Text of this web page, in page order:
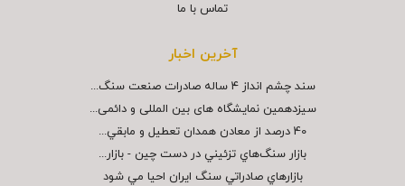
تماس با ما
آخرین اخبار
سند چشم انداز ۴ ساله صادرات صنعت سنگ...
سیزدهمین نمایشگاه های بین المللی و دائمی...
40 درصد از معادن همدان تعطيل و مابقي...
بازار سنگ‌هاي تزئيني در دست چين - بازار...
بازارهاي صادراتي سنگ ايران احيا مي شود